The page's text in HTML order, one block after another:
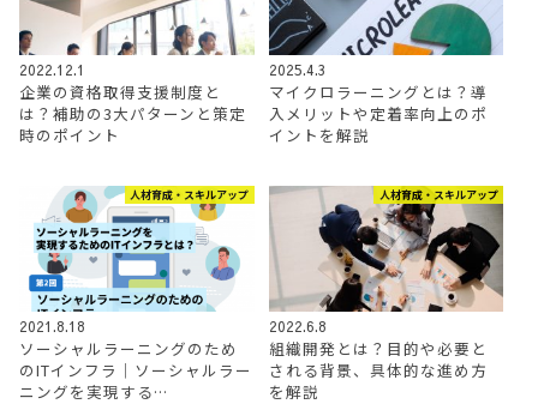
2022.12.1
企業の資格取得支援制度と
は？補助の3大パターンと策定
時のポイント
2025.4.3
マイクロラーニングとは？導
入メリットや定着率向上のポ
イントを解説
人材育成・スキルアップ
2021.8.18
ソーシャルラーニングのため
のITインフラ｜ソーシャルラー
ニングを実現する…
人材育成・スキルアップ
2022.6.8
組織開発とは？目的や必要と
される背景、具体的な進め方
を解説